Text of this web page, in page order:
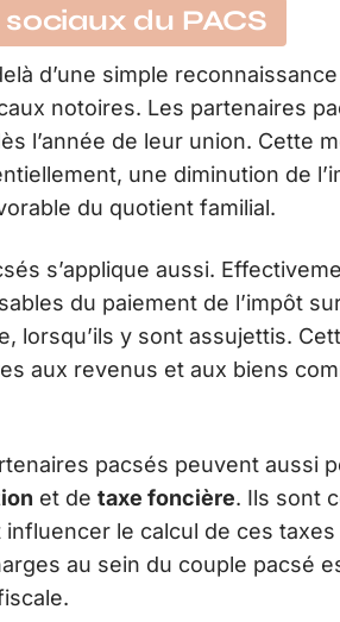
du PACS
d’une simple
notoires. Les partenaires
l’année de leur union. Cette
une diminution de
du quotient familial.
s’applique aussi.
du paiement de l’impôt
lorsqu’ils y sont assujettis.
aux revenus et aux biens
pacsés peuvent aussi
et de taxe foncière. Ils sont
le calcul de ces taxes
au sein du couple pacsé